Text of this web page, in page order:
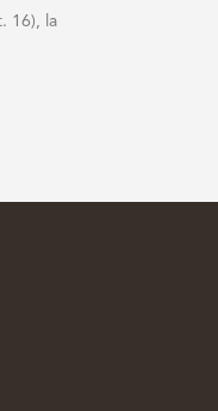
16), la